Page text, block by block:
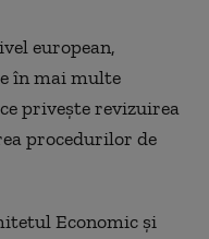
european,
în mai multe
privește revizuirea
procedurilor de
Economic și